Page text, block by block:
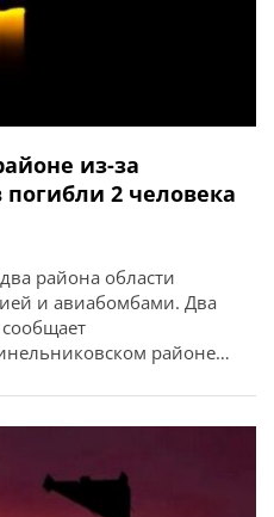
из-за
погибли 2 человека
района области
и авиабомбами. Два
районе
громадам.
пожары. Погибли
громаде ударили
погибли два человека. По